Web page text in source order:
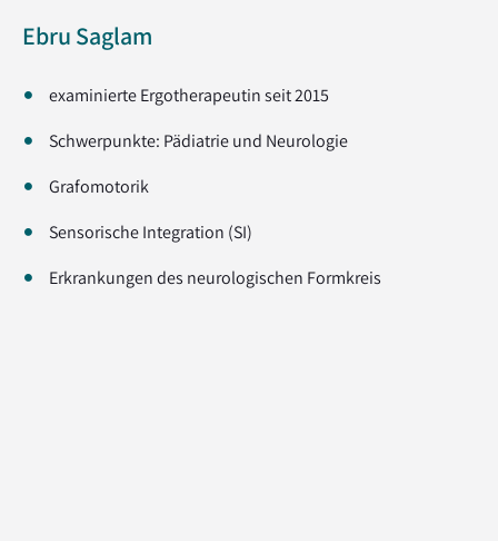
Ebru Saglam
examinierte Ergotherapeutin seit 2015
Schwerpunkte: Pädiatrie und Neurologie
Grafomotorik
Sensorische Integration (SI)
Erkrankungen des neurologischen Formkreis